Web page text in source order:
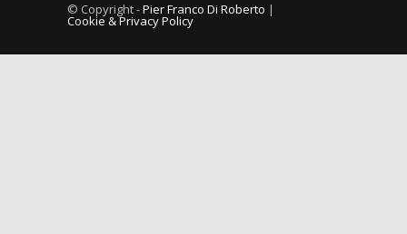
Comorbilità tra dolore muscolo scheletrico cronico e
10/09/2014
© Copyright -Pier Franco Di Roberto |
Cookie & Privacy Policy